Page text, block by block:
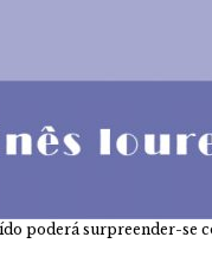
poderá surpreender-se